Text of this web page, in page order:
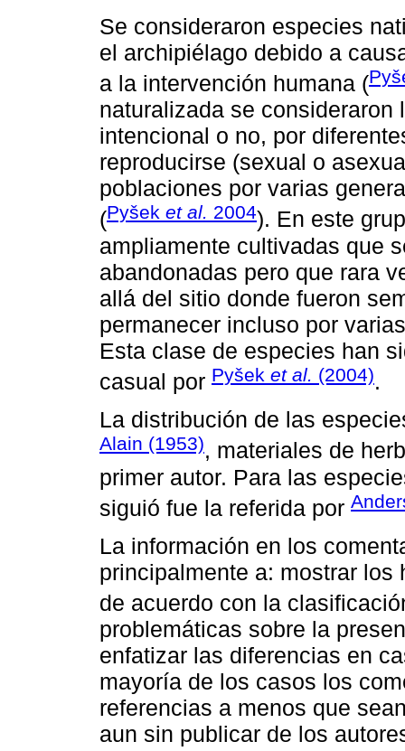
Se consideraron especies
el archipiélago debido a
a la intervención humana (
naturalizada se
intencional o no, por
reproducirse (sexual o
poblaciones por varias
(Pyšek et al. 2004). En este
ampliamente cultivadas que
abandonadas pero que rara
allá del sitio donde fueron
permanecer incluso por
Esta clase de especies han
casual por Pyšek et al. (2004).
La distribución de las
Alain (1953), materiales de
primer autor. Para las
siguió fue la referida por
La información en los
principalmente a: mostrar
de acuerdo con la
problemáticas sobre la
enfatizar las diferencias en
mayoría de los casos los
referencias a menos que
aun sin publicar de los